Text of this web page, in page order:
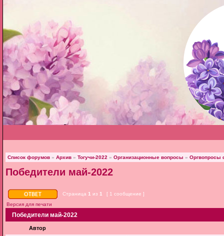
Список форумов » Архив » Тогучи-2022 » Организационные вопросы » Оргвопросы
Победители май-2022
Страница 1 из 1
[ 1 сообщение ]
Версия для печати
Победители май-2022
Автор